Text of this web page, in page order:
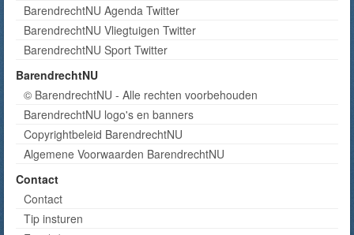
BarendrechtNU Agenda Twitter
BarendrechtNU Vliegtuigen Twitter
BarendrechtNU Sport Twitter
BarendrechtNU
© BarendrechtNU - Alle rechten voorbehouden
BarendrechtNU logo's en banners
Copyrightbeleid BarendrechtNU
Algemene Voorwaarden BarendrechtNU
Contact
Contact
Tip insturen